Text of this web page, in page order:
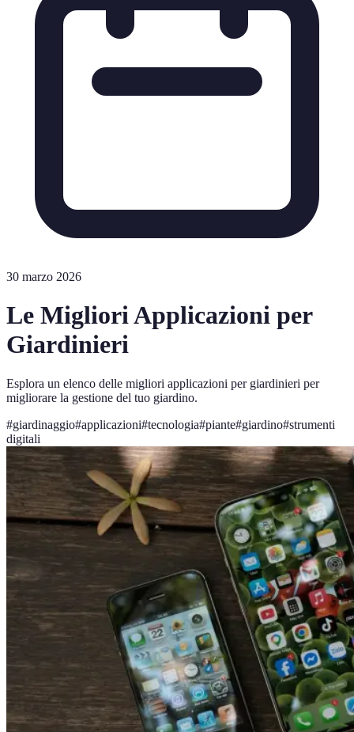
30 marzo 2026
Le Migliori Applicazioni per
Giardinieri
Esplora un elenco delle migliori applicazioni per giardinieri per
migliorare la gestione del tuo giardino.
#giardinaggio#applicazioni#tecnologia#piante#giardino#strumenti
digitali